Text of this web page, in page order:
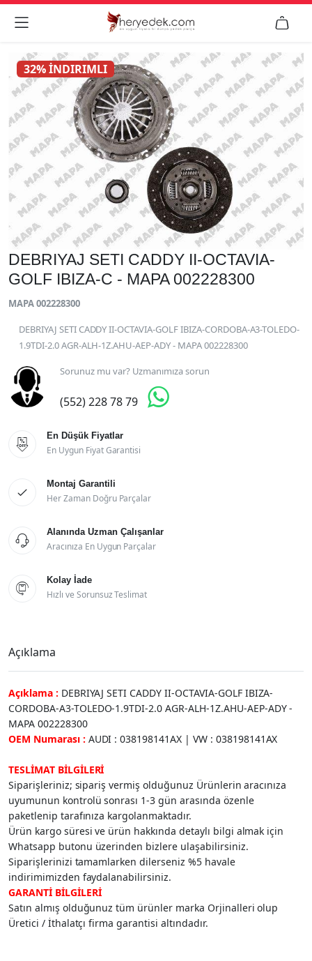
 
32% İNDIRIMLI
DEBRIYAJ SETI CADDY II-OCTAVIA-
GOLF IBIZA-C - MAPA 002228300
MAPA 002228300
DEBRIYAJ SETI CADDY II-OCTAVIA-GOLF IBIZA-CORDOBA-A3-TOLEDO-
1.9TDI-2.0 AGR-ALH-1Z.AHU-AEP-ADY - MAPA 002228300
Sorunuz mu var? Uzmanımıza sorun
(552) 228 78 79 

En Düşük Fiyatlar
En Uygun Fiyat Garantisi

Montaj Garantili
Her Zaman Doğru Parçalar

Alanında Uzman Çalışanlar
Aracınıza En Uygun Parçalar

Kolay İade
Hızlı ve Sorunsuz Teslimat
Açıklama
Açıklama : DEBRIYAJ SETI CADDY II-OCTAVIA-GOLF IBIZA-
CORDOBA-A3-TOLEDO-1.9TDI-2.0 AGR-ALH-1Z.AHU-AEP-ADY -
MAPA 002228300
OEM Numarası : AUDI : 038198141AX | VW : 038198141AX
TESLİMAT BİLGİLERİ
Siparişleriniz; sipariş vermiş olduğunuz Ürünlerin aracınıza
uyumunun kontrolü sonrası 1-3 gün arasında özenle
paketlenip tarafınıza kargolanmaktadır.
Ürün kargo süresi ve ürün hakkında detaylı bilgi almak için
Whatsapp butonu üzerinden bizlere ulaşabilirsiniz.
Siparişlerinizi tamamlarken dilerseniz %5 havale
indirimimizden faydalanabilirsiniz.
GARANTİ BİLGİLERİ
Satın almış olduğunuz tüm ürünler marka Orjinalleri olup
Üretici / İthalatçı firma garantisi altındadır.